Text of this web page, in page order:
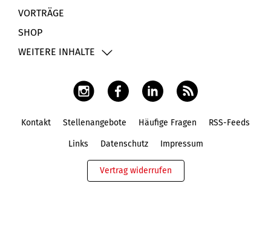
VORTRÄGE
SHOP
WEITERE INHALTE
Kontakt Stellenangebote Häufige Fragen RSS-Feeds
Links Datenschutz Impressum
Vertrag widerrufen